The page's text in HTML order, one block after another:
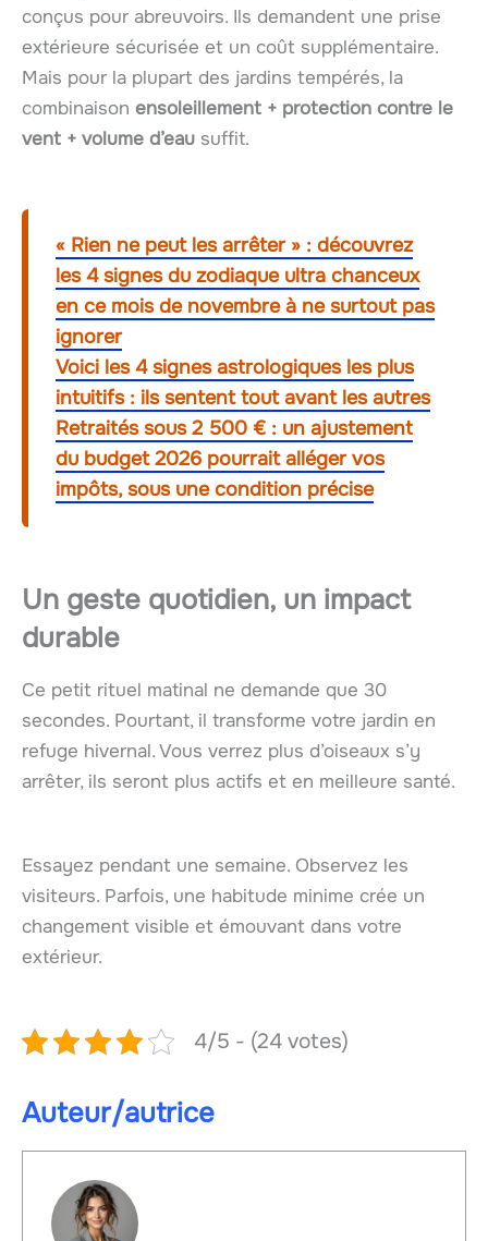
conçus pour abreuvoirs. Ils demandent une prise
extérieure sécurisée et un coût supplémentaire.
Mais pour la plupart des jardins tempérés, la
combinaison ensoleillement + protection contre le
vent + volume d’eau suffit.
« Rien ne peut les arrêter » : découvrez
les 4 signes du zodiaque ultra chanceux
en ce mois de novembre à ne surtout pas
ignorer
Voici les 4 signes astrologiques les plus
intuitifs : ils sentent tout avant les autres
Retraités sous 2 500 € : un ajustement
du budget 2026 pourrait alléger vos
impôts, sous une condition précise
Un geste quotidien, un impact
durable
Ce petit rituel matinal ne demande que 30
secondes. Pourtant, il transforme votre jardin en
refuge hivernal. Vous verrez plus d’oiseaux s’y
arrêter, ils seront plus actifs et en meilleure santé.
Essayez pendant une semaine. Observez les
visiteurs. Parfois, une habitude minime crée un
changement visible et émouvant dans votre
extérieur.
4/5 - (24 votes)
Auteur/autrice